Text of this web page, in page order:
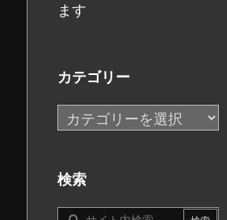
ます
カテゴリー
カ
テ
リ
ー
検索